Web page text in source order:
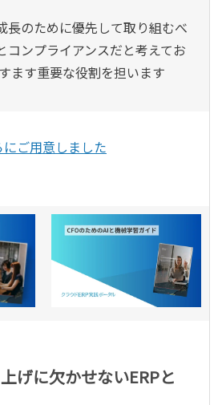
長のために優先して取り組むべ
コンプライアンスだと考えてお
ます重要な役割を担います
ご用意しました
げに欠かせないERPと